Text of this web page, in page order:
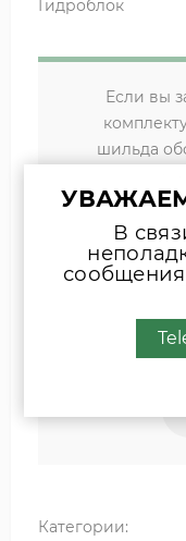
Гидроблок
Если вы
шильда
Категории:
В